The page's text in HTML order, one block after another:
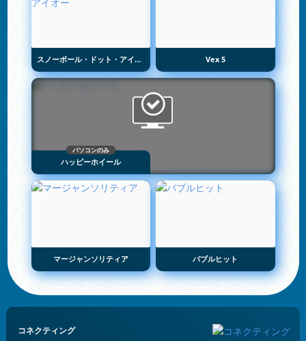
スノーボール・ドット・アイオー Vex 5
パソコンのみ
ハッピーホイール
マージャンソリティア バブルヒット
コネクティング